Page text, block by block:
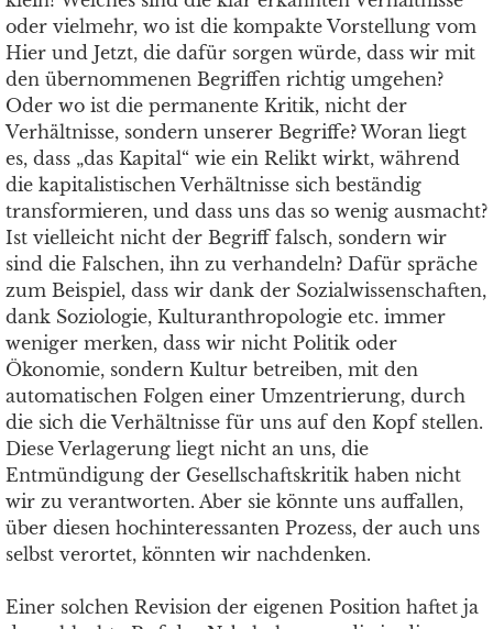
oder vielmehr, wo ist die kompakte Vorstellung vom
Hier und Jetzt, die dafür sorgen würde, dass wir mit
den übernommenen Begriffen richtig umgehen?
Oder wo ist die permanente Kritik, nicht der
Verhältnisse, sondern unserer Begriffe? Woran liegt
es, dass „das Kapital“ wie ein Relikt wirkt, während
die kapitalistischen Verhältnisse sich beständig
transformieren, und dass uns das so wenig ausmacht?
Ist vielleicht nicht der Begriff falsch, sondern wir
sind die Falschen, ihn zu verhandeln? Dafür spräche
zum Beispiel, dass wir dank der Sozialwissenschaften,
dank Soziologie, Kulturanthropologie etc. immer
weniger merken, dass wir nicht Politik oder
Ökonomie, sondern Kultur betreiben, mit den
automatischen Folgen einer Umzentrierung, durch
die sich die Verhältnisse für uns auf den Kopf stellen.
Diese Verlagerung liegt nicht an uns, die
Entmündigung der Gesellschaftskritik haben nicht
wir zu verantworten. Aber sie könnte uns auffallen,
über diesen hochinteressanten Prozess, der auch uns
selbst verortet, könnten wir nachdenken.
Einer solchen Revision der eigenen Position haftet ja